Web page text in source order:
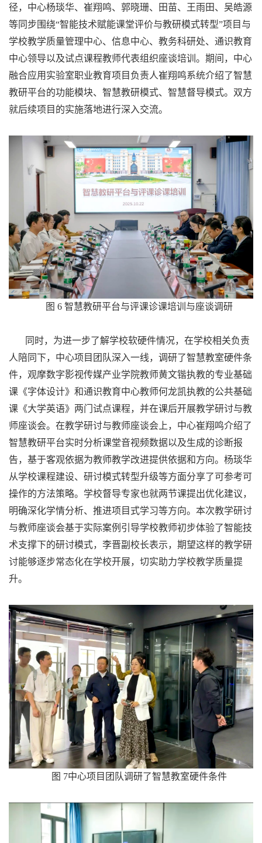
径，中心杨琰华、崔翔鸣、郭晓珊、田苗、王雨田、吴皓源
等同步围绕“智能技术赋能课堂评价与教研模式转型”项目与
学校教学质量管理中心、信息中心、教务科研处、通识教育
中心领导以及试点课程教师代表组织座谈培训。期间，中心
融合应用实验室职业教育项目负责人崔翔鸣系统介绍了智慧
教研平台的功能模块、智慧教研模式、智慧督导模式。双方
就后续项目的实施落地进行深入交流。
图 6 智慧教研平台与评课诊课培训与座谈调研
同时，为进一步了解学校软硬件情况，在学校相关负责
人陪同下，中心项目团队深入一线，调研了智慧教室硬件条
件，观摩数字影视传媒产业学院教师黄文锴执教的专业基础
课《字体设计》和通识教育中心教师何龙凯执教的公共基础
课《大学英语》两门试点课程，并在课后开展教学研讨与教
师座谈会。在教学研讨与教师座谈会上，中心崔翔鸣介绍了
智慧教研平台实时分析课堂音视频数据以及生成的诊断报
告，基于客观依据为教师教学改进提供依据和方向。杨琰华
从学校课程建设、研讨模式转型升级等方面分享了可参考可
操作的方法策略。学校督导专家也就两节课提出优化建议，
明确深化学情分析、推进项目式学习等方向。本次教学研讨
与教师座谈会基于实际案例引导学校教师初步体验了智能技
术支撑下的研讨模式，李晋副校长表示，期望这样的教学研
讨能够逐步常态化在学校开展，切实助力学校教学质量提
升。
图 7中心项目团队调研了智慧教室硬件条件